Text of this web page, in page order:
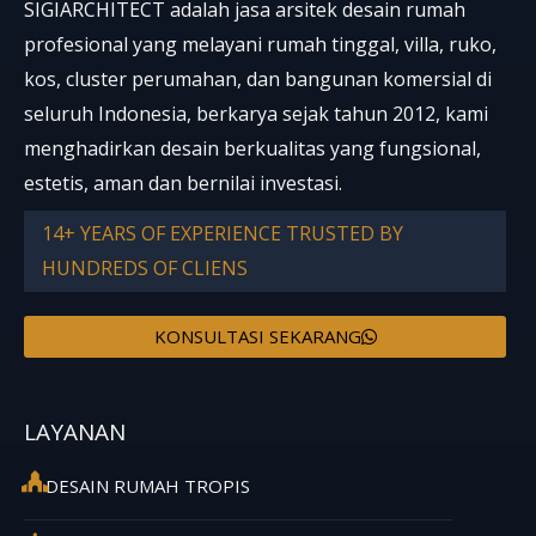
SIGIARCHITECT adalah jasa arsitek desain rumah
profesional yang melayani rumah tinggal, villa, ruko,
kos, cluster perumahan, dan bangunan komersial di
seluruh Indonesia, berkarya sejak tahun 2012, kami
menghadirkan desain berkualitas yang fungsional,
estetis, aman dan bernilai investasi.
14+ YEARS OF EXPERIENCE TRUSTED BY
HUNDREDS OF CLIENS
KONSULTASI SEKARANG
LAYANAN
DESAIN RUMAH TROPIS